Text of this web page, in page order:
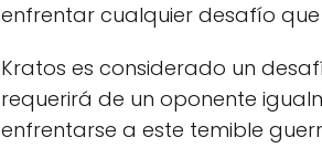
enfrentar cualquier desafío que
Kratos es considerado un
requerirá de un oponente
enfrentarse a este temible